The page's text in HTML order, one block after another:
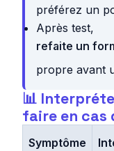
préférez un
Après test,
refaite un
propre avant
📊
faire en cas
Symptôme